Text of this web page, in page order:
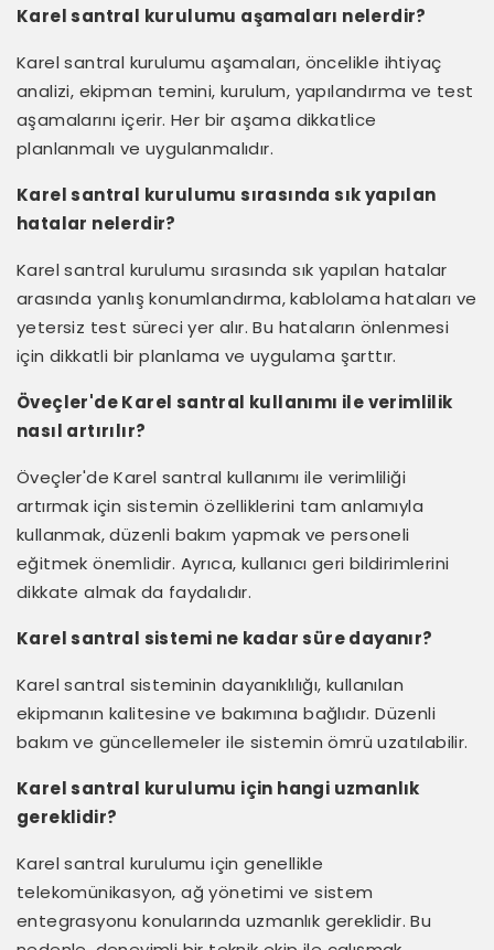
Karel santral kurulumu aşamaları nelerdir?
Karel santral kurulumu aşamaları, öncelikle ihtiyaç
analizi, ekipman temini, kurulum, yapılandırma ve test
aşamalarını içerir. Her bir aşama dikkatlice
planlanmalı ve uygulanmalıdır.
Karel santral kurulumu sırasında sık yapılan
hatalar nelerdir?
Karel santral kurulumu sırasında sık yapılan hatalar
arasında yanlış konumlandırma, kablolama hataları ve
yetersiz test süreci yer alır. Bu hataların önlenmesi
için dikkatli bir planlama ve uygulama şarttır.
Öveçler'de Karel santral kullanımı ile verimlilik
nasıl artırılır?
Öveçler'de Karel santral kullanımı ile verimliliği
artırmak için sistemin özelliklerini tam anlamıyla
kullanmak, düzenli bakım yapmak ve personeli
eğitmek önemlidir. Ayrıca, kullanıcı geri bildirimlerini
dikkate almak da faydalıdır.
Karel santral sistemi ne kadar süre dayanır?
Karel santral sisteminin dayanıklılığı, kullanılan
ekipmanın kalitesine ve bakımına bağlıdır. Düzenli
bakım ve güncellemeler ile sistemin ömrü uzatılabilir.
Karel santral kurulumu için hangi uzmanlık
gereklidir?
Karel santral kurulumu için genellikle
telekomünikasyon, ağ yönetimi ve sistem
entegrasyonu konularında uzmanlık gereklidir. Bu